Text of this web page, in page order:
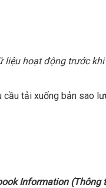
liệu hoạt động trước
cầu tải xuống bản sao
Information (Thông